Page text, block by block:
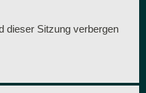
dieser Sitzung verbergen